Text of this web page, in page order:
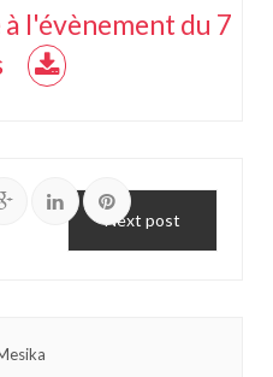
l'évènement du 7
Next post